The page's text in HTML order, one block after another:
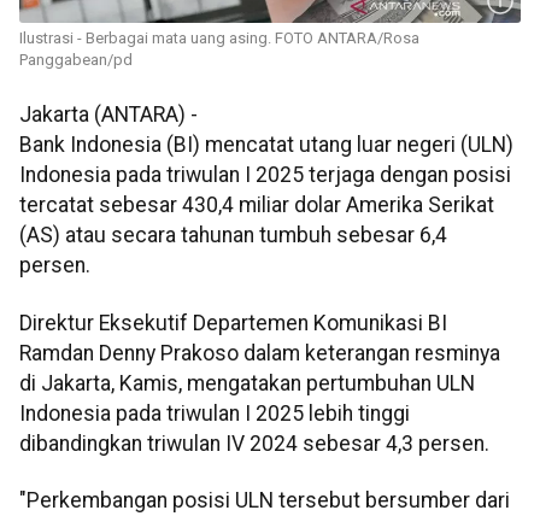
Ilustrasi - Berbagai mata uang asing. FOTO ANTARA/Rosa
Panggabean/pd
Jakarta (ANTARA) -
Bank Indonesia (BI) mencatat utang luar negeri (ULN)
Indonesia pada triwulan I 2025 terjaga dengan posisi
tercatat sebesar 430,4 miliar dolar Amerika Serikat
(AS) atau secara tahunan tumbuh sebesar 6,4
persen.
Direktur Eksekutif​ Departemen Komunikasi BI
Ramdan Denny Prakoso dalam keterangan resminya
di Jakarta, Kamis, mengatakan pertumbuhan ULN
Indonesia pada triwulan I 2025 lebih tinggi
dibandingkan triwulan IV 2024 sebesar 4,3 persen.
"Perkembangan posisi ULN tersebut bersumber dari